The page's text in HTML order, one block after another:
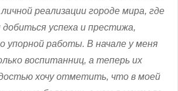
реализации городе мира, где
успеха и престижа,
упорной работы. В начале у меня
воспитанниц, а теперь их
хочу отметить, что в моей